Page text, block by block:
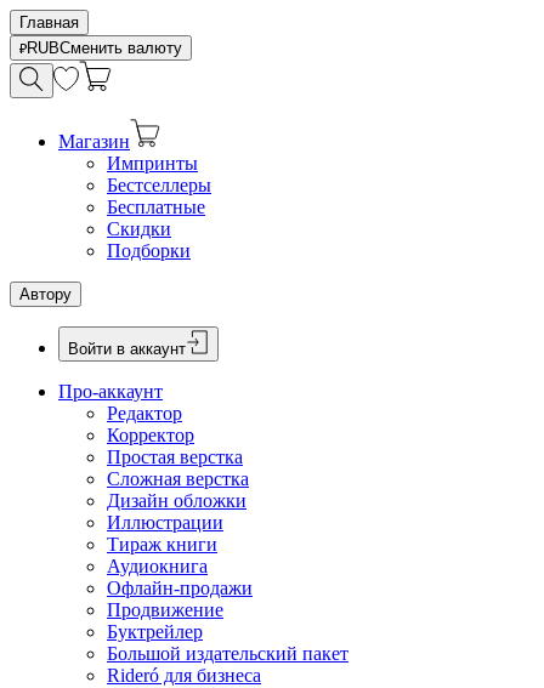
Главная
RUBСменить валюту
Магазин
Импринты
Бестселлеры
Бесплатные
Скидки
Подборки
Автору
Войти в аккаунт
Про-аккаунт
Редактор
Корректор
Простая верстка
Сложная верстка
Дизайн обложки
Иллюстрации
Тираж книги
Аудиокнига
Офлайн-продажи
Продвижение
Буктрейлер
Большой издательский пакет
Rideró для бизнеса